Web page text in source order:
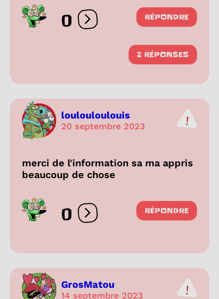
0 Ouvrir les réactions
RÉPONDRE
2 RÉPONSES
loulouloulouis
20 septembre 2023
merci de l'information sa ma appris
beaucoup de chose
0 Ouvrir les réactions
RÉPONDRE
GrosMatou
14 septembre 2023